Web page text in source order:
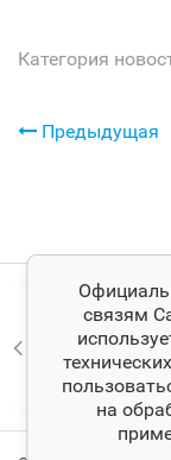
Категория
Предыдущая
связям
на